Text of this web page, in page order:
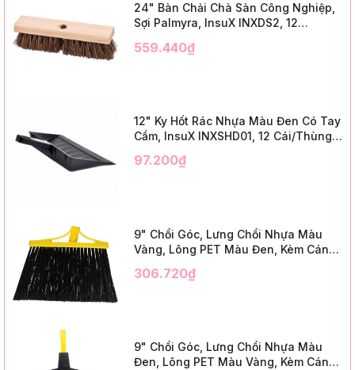
24" Bàn Chải Chà Sàn Công Nghiệp,
Sợi Palmyra, InsuX INXDS2, 12
3" Trim)
559.440₫
12" Ky Hốt Rác Nhựa Màu Đen Có Tay
Cầm, InsuX INXSHD01, 12 Cái/Thùng,
Black Plastic)
97.200₫
9" Chổi Góc, Lưng Chổi Nhựa Màu
Vàng, Lông PET Màu Đen, Kèm Cán
12 Bộ/Thùng (9" Angle Broom, Yellow
306.720₫
9" Chổi Góc, Lưng Chổi Nhựa Màu
Đen, Lông PET Màu Vàng, Kèm Cán